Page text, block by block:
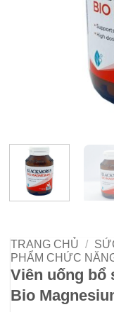
TRANG CHỦ /
PHẨM CHỨC
Viên uống bổ
Bio